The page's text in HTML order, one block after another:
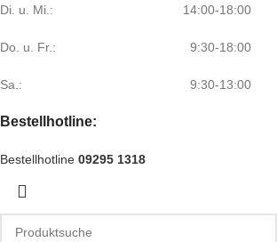
Di. u. Mi.: 14:00-18:00
Do. u. Fr.: 9:30-18:00
Sa.: 9:30-13:00
Bestellhotline:
Bestellhotline 09295 1318